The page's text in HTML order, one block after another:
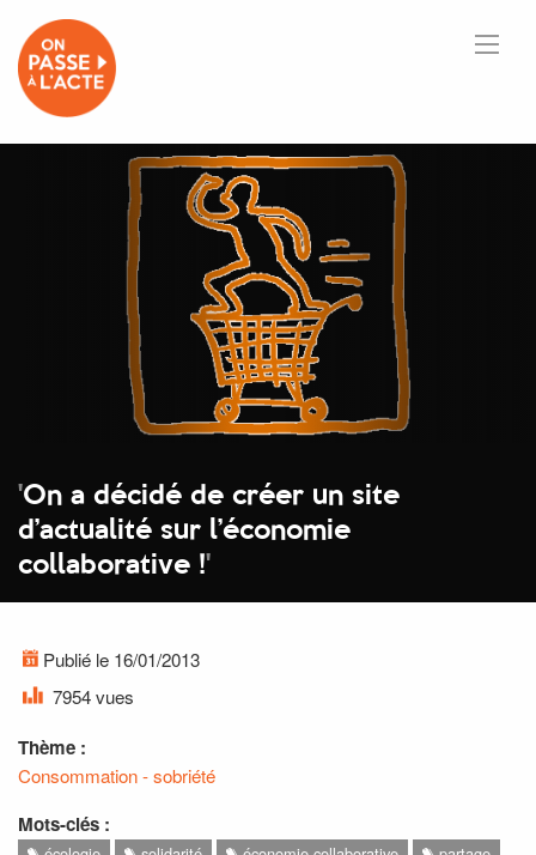
'On a décidé de créer un site
d’actualité sur l’économie
collaborative !'
Publié le 16/01/2013
7954 vues
Thème :
Consommation - sobriété
Mots-clés :